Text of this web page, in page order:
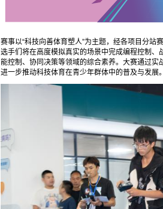
赛事以“科技向善体育塑人”为主题，经各项目分
选手们将在高度模拟真实的场景中完成编程控制
能控制、协同决策等领域的综合素养。大赛通过
进一步推动科技体育在青少年群体中的普及与发展